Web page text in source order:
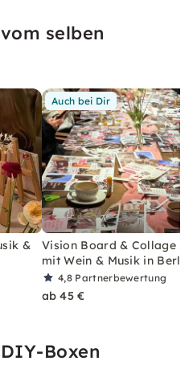
abschalten und kreativ
selben
&
Auch bei Dir
Vision Board & Collage
mit Wein & Musik in Berlin
4,8 Partnerbewertung
ab 45 €
Boxen